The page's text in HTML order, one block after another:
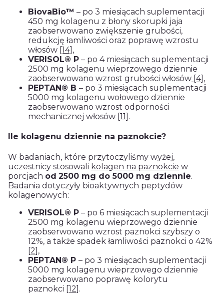
BiovaBio™ – po 3 miesiącach suplementacji
450 mg kolagenu z błony skorupki jaja
zaobserwowano zwiększenie grubości,
redukcję łamliwości oraz poprawę wzrostu
włosów [14] ,
VERISOL® P – po 4 miesiącach suplementacji
2500 mg kolagenu wieprzowego dziennie
zaobserwowano wzrost grubości włosów [4] ,
PEPTAN® B – po 3 miesiącach suplementacji
5000 mg kolagenu wołowego dziennie
zaobserwowano wzrost odporności
mechanicznej włosów [11] .
Ile kolagenu dziennie na paznokcie?
W badaniach, które przytoczyliśmy wyżej,
uczestnicy stosowali kolagen na paznokcie w
porcjach od 2500 mg do 5000 mg dziennie.
Badania dotyczyły bioaktywnych peptydów
kolagenowych:
VERISOL® P – po 6 miesiącach suplementacji
2500 mg kolagenu wieprzowego dziennie
zaobserwowano wzrost paznokci szybszy o
12%, a także spadek łamliwości paznokci o 42%
[2] ,
PEPTAN® P – po 3 miesiącach suplementacji
5000 mg kolagenu wieprzowego dziennie
zaobserwowano poprawę kolorytu
paznokci [12] .